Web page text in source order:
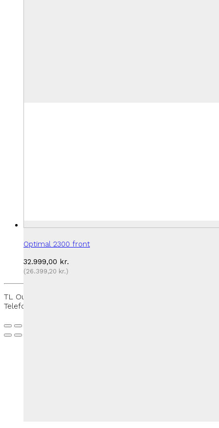
Optimal 2300 front
32.999,00 kr.
(26.399,20 kr.)
TL Outdoor - Rantzausmindevej 109, 5700 Svendborg -
Telefon: